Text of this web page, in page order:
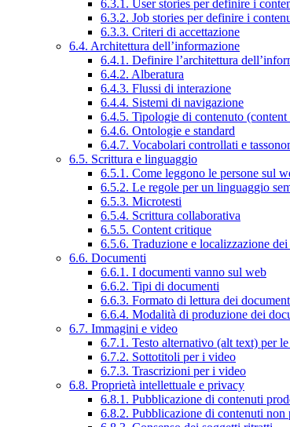
6.3.1. User stories per definire i
6.3.2. Job stories per definire i
6.3.3. Criteri di accettazione
6.4. Architettura dell’informazione
6.4.1. Definire l’architettura
6.4.2. Alberatura
6.4.3. Flussi di interazione
6.4.4. Sistemi di navigazione
6.4.5. Tipologie di contenuto (content
6.4.6. Ontologie e standard
6.4.7. Vocabolari controllati e
6.5. Scrittura e linguaggio
6.5.1. Come leggono le persone sul
6.5.2. Le regole per un linguaggio
6.5.3. Microtesti
6.5.4. Scrittura collaborativa
6.5.5. Content critique
6.5.6. Traduzione e localizzazione
6.6. Documenti
6.6.1. I documenti vanno sul web
6.6.2. Tipi di documenti
6.6.3. Formato di lettura dei
6.6.4. Modalità di produzione dei
6.7. Immagini e video
6.7.1. Testo alternativo (alt text) per
6.7.2. Sottotitoli per i video
6.7.3. Trascrizioni per i video
6.8. Proprietà intellettuale e privacy
6.8.1. Pubblicazione di contenuti
6.8.2. Pubblicazione di contenuti